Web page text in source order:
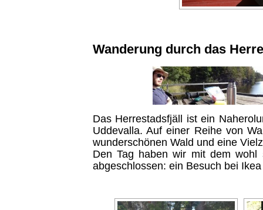
Wanderung durch das
Das Herrestadsfjäll ist ein
Uddevalla. Auf einer Reihe von
wunderschönen Wald und eine
Den Tag haben wir mit dem wohl
abgeschlossen: ein Besuch bei